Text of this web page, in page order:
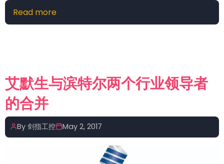
Read more
廉
GE
伊
特
卸
艾默生与滨特尔两个行业领导者
的合并
By 剑指工控 May 2, 2017